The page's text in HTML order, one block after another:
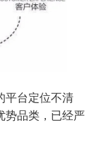
平台定位不清
势品类，已经严